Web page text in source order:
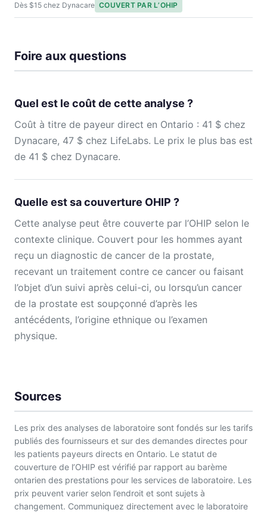
Dès $15 chez Dynacare COUVERT PAR L’OHIP
Foire aux questions
Quel est le coût de cette analyse ?
Coût à titre de payeur direct en Ontario : 41 $ chez
Dynacare, 47 $ chez LifeLabs. Le prix le plus bas est
de 41 $ chez Dynacare.
Quelle est sa couverture OHIP ?
Cette analyse peut être couverte par l’OHIP selon le
contexte clinique. Couvert pour les hommes ayant
reçu un diagnostic de cancer de la prostate,
recevant un traitement contre ce cancer ou faisant
l’objet d’un suivi après celui-ci, ou lorsqu’un cancer
de la prostate est soupçonné d’après les
antécédents, l’origine ethnique ou l’examen
physique.
Sources
Les prix des analyses de laboratoire sont fondés sur les tarifs
publiés des fournisseurs et sur des demandes directes pour
les patients payeurs directs en Ontario. Le statut de
couverture de l’OHIP est vérifié par rapport au barème
ontarien des prestations pour les services de laboratoire. Les
prix peuvent varier selon l’endroit et sont sujets à
changement. Communiquez directement avec le laboratoire